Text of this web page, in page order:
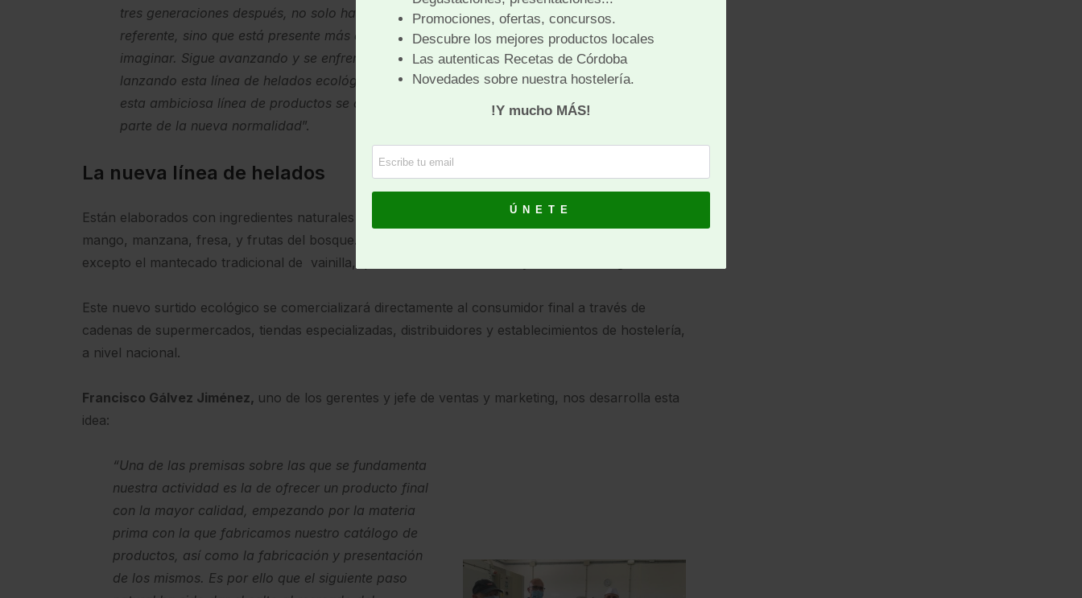
tres generaciones después, no solo ha conseguido ser un
referente, sino que está presente más allá de lo que cabría
imaginar. Sigue avanzando y se enfrenta a una nueva aventura,
lanzando esta línea de helados ecológicos. Espera y desea que
esta ambiciosa línea de productos se consolide y pase a formar
parte de la nueva normalidad”.
La nueva línea de helados
Están elaborados con ingredientes naturales y ecológicos, sin aditivos artificiales y con frutas:
mango, manzana, fresa, y frutas del bosque. Además de Cacahuete y chocolate, todos veganos
excepto el mantecado tradicional de vainilla, que está hecho con leche y huevos ecológicos.
Este nuevo surtido ecológico se comercializará directamente al consumidor final a través de
cadenas de supermercados, tiendas especializadas, distribuidores y establecimientos de hostelería,
a nivel nacional.
Francisco Gálvez Jiménez, uno de los gerentes y jefe de ventas y marketing, nos desarrolla esta
idea:
“Una de las premisas sobre las que se fundamenta
nuestra actividad es la de ofrecer un producto final
con la mayor calidad, empezando por la materia
prima con la que fabricamos nuestro catálogo de
productos, así como la fabricación y presentación
de los mismos. Es por ello que el siguiente paso